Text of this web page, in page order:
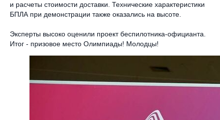
и расчеты стоимости доставки. Технические характеристики
БПЛА при демонстрации также оказались на высоте.
Эксперты высоко оценили проект беспилотника-официанта.
Итог - призовое место Олимпиады! Молодцы!